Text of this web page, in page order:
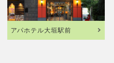
アパホテル大垣駅前